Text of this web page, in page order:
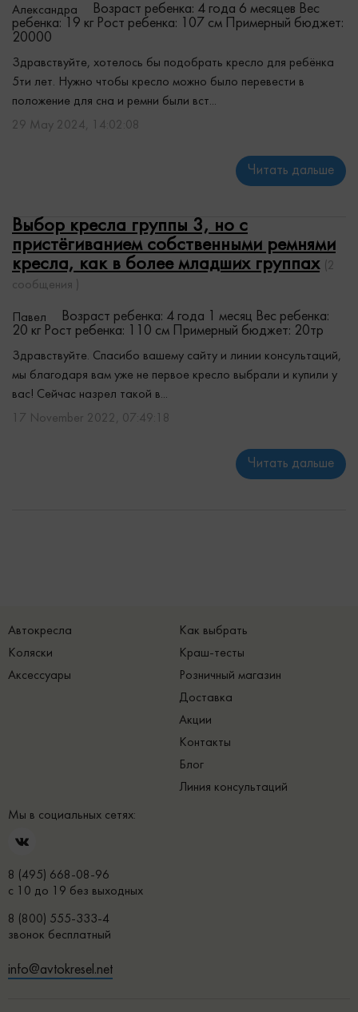
Александра Возраст ребенка: 4 года 6 месяцев Вес
ребенка: 19 кг Рост ребенка: 107 см
Примерный бюджет:
20000
Здравствуйте, хотелось бы подобрать кресло для ребёнка
5ти лет. Нужно чтобы кресло можно было перевести в
положение для сна и ремни были вст...
29 May 2024, 14:02:08
Читать дальше
Выбор кресла группы 3, но с
пристёгиванием собственными ремнями
кресла, как в более младших группах
(2
сообщения )
Павел Возраст ребенка: 4 года 1 месяц Вес ребенка:
20 кг Рост ребенка: 110 см Примерный бюджет: 20тр
Здравствуйте. Спасибо вашему сайту и линии консультаций,
мы благодаря вам уже не первое кресло выбрали и купили у
вас! Сейчас назрел такой в...
17 November 2022, 07:49:18
Читать дальше
Автокресла
Коляски
Аксессуары
Как выбрать
Краш-тесты
Розничный магазин
Доставка
Акции
Контакты
Блог
Линия консультаций
Мы в социальных сетях:
8 (495) 668-08-96
с 10 до 19 без выходных
8 (800) 555-333-4
звонок бесплатный
info@avtokresel.net